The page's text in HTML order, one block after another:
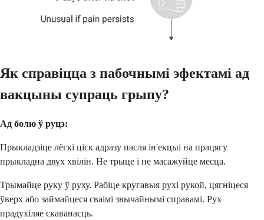
Як справіцца з пабочнымі эфектамі ад
вакцыны супраць грыпу?
Ад болю ў руцэ:
Прыкладзіце лёгкі ціск адразу пасля ін'екцыі на працягу
прыкладна двух хвілін. Не трыце і не масажуйце месца.
Трымайце руку ў руху. Рабіце кругавыя рухі рукой, цягніцеся
ўверх або займайцеся сваімі звычайнымі справамі. Рух
прадухіляе скаванасць.